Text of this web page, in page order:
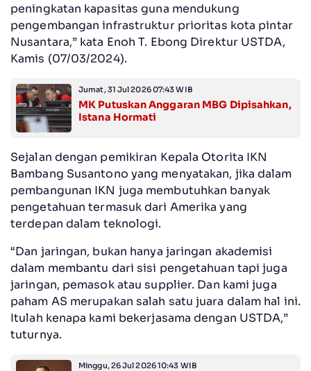
peningkatan kapasitas guna mendukung
pengembangan infrastruktur prioritas kota pintar
Nusantara,” kata Enoh T. Ebong Direktur USTDA,
Kamis (07/03/2024).
Jumat, 31 Jul 2026 07:43 WIB
MK Putuskan Anggaran MBG Dipisahkan,
Istana Hormati
Sejalan dengan pemikiran Kepala Otorita IKN
Bambang Susantono yang menyatakan, jika dalam
pembangunan IKN juga membutuhkan banyak
pengetahuan termasuk dari Amerika yang
terdepan dalam teknologi.
“Dan jaringan, bukan hanya jaringan akademisi
dalam membantu dari sisi pengetahuan tapi juga
jaringan, pemasok atau supplier. Dan kami juga
paham AS merupakan salah satu juara dalam hal ini.
Itulah kenapa kami bekerjasama dengan USTDA,”
tuturnya.
Minggu, 26 Jul 2026 10:43 WIB